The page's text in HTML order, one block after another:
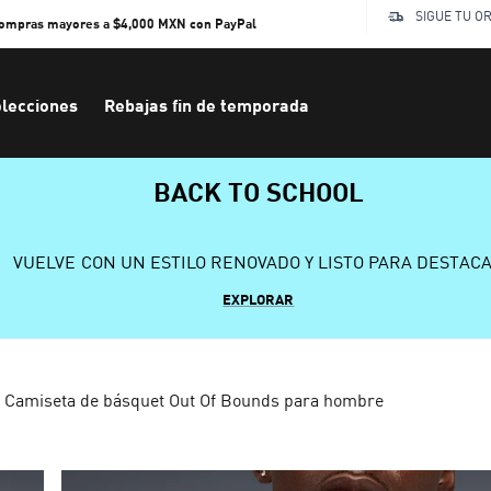
mayores a $4,000 MXN con PayPal SIGUE TU
Rebajas fin de temporada
BACK TO SCHOOL
VUELVE CON UN ESTILO RENOVADO Y LISTO PARA
EXPLORAR
Camiseta de básquet Out Of Bounds para hombre